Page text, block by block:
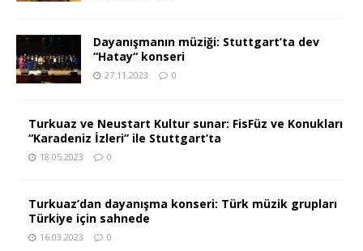
Dayanışmanın müziği: Stuttgart’ta dev
“Hatay“ konseri
27.11.2023 0
Turkuaz ve Neustart Kultur sunar: FisFüz ve Konukları
“Karadeniz İzleri” ile Stuttgart’ta
18.05.2023 0
Turkuaz’dan dayanışma konseri: Türk müzik grupları
Türkiye için sahnede
16.03.2023 0